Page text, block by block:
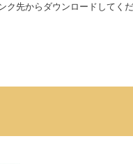
先からダウンロードしてくだ